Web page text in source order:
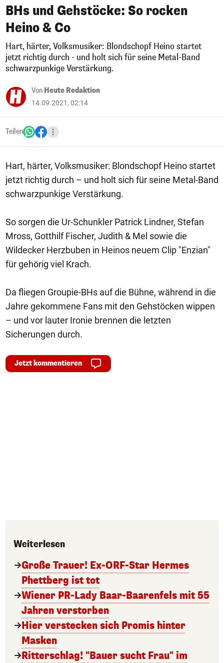
BHs und Gehstöcke: So rocken
Heino & Co
Hart, härter, Volksmusiker: Blondschopf Heino startet
jetzt richtig durch - und holt sich für seine Metal-Band
schwarzpunkige Verstärkung.
Von Heute Redaktion
14.09.2021, 02:14
Teilen
Hart, härter, Volksmusiker: Blondschopf Heino startet
jetzt richtig durch – und holt sich für seine Metal-Band
schwarzpunkige Verstärkung.
So sorgen die Ur-Schunkler Patrick Lindner, Stefan
Mross, Gotthilf Fischer, Judith & Mel sowie die
Wildecker Herzbuben in Heinos neuem Clip "Enzian"
für gehörig viel Krach.
Da fliegen Groupie-BHs auf die Bühne, während in die
Jahre gekommene Fans mit den Gehstöcken wippen
– und vor lauter Ironie brennen die letzten
Sicherungen durch.
Jetzt kommentieren
Weiterlesen
Große Trauer! Ex-ORF-Star Hermes
Phettberg ist tot
Wiener PR-Lady Baar-Baarenfels mit 55
Jahren verstorben
Hier verstecken sich Promis hinter
Masken
Ritterschlag! "Bauer sucht Frau" im